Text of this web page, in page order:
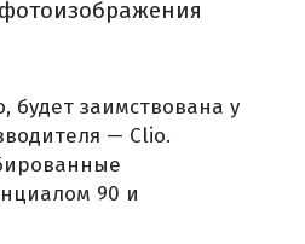
будет заимствована у
— Clio.
90 и